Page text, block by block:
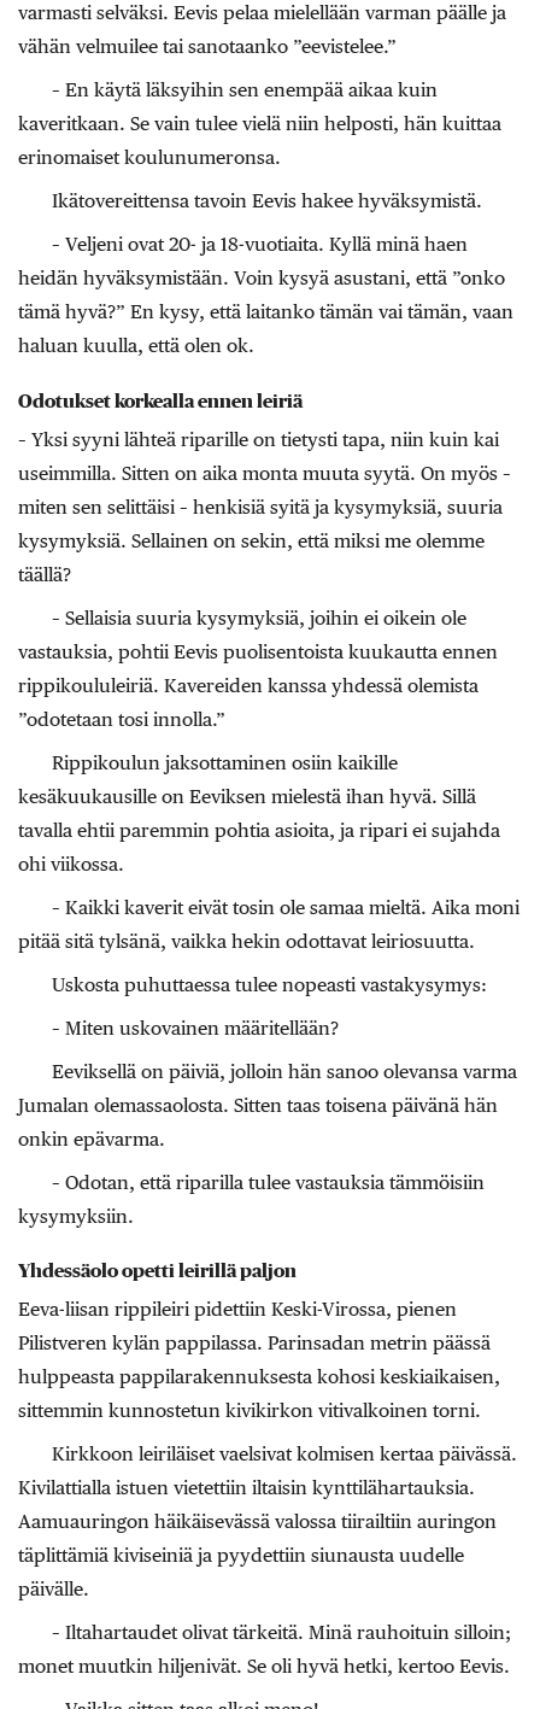
varmasti selväksi. Eevis pelaa mielellään varman päälle ja
vähän velmuilee tai sanotaanko ”eevistelee.”
– En käytä läksyihin sen enempää aikaa kuin
kaveritkaan. Se vain tulee vielä niin helposti, hän kuittaa
erinomaiset koulunumeronsa.
Ikätovereittensa tavoin Eevis hakee hyväksymistä.
– Veljeni ovat 20- ja 18-vuotiaita. Kyllä minä haen
heidän hyväksymistään. Voin kysyä asustani, että ”onko
tämä hyvä?” En kysy, että laitanko tämän vai tämän, vaan
haluan kuulla, että olen ok.
Odotukset korkealla ennen leiriä
– Yksi syyni lähteä riparille on tietysti tapa, niin kuin kai
useimmilla. Sitten on aika monta muuta syytä. On myös –
miten sen selittäisi – henkisiä syitä ja kysymyksiä, suuria
kysymyksiä. Sellainen on sekin, että miksi me olemme
täällä?
– Sellaisia suuria kysymyksiä, joihin ei oikein ole
vastauksia, pohtii Eevis puolisentoista kuukautta ennen
rippikoululeiriä. Kavereiden kanssa yhdessä olemista
”odotetaan tosi innolla.”
Rippikoulun jaksottaminen osiin kaikille
kesäkuukausille on Eeviksen mielestä ihan hyvä. Sillä
tavalla ehtii paremmin pohtia asioita, ja ripari ei sujahda
ohi viikossa.
– Kaikki kaverit eivät tosin ole samaa mieltä. Aika moni
pitää sitä tylsänä, vaikka hekin odottavat leiriosuutta.
Uskosta puhuttaessa tulee nopeasti vastakysymys:
– Miten uskovainen määritellään?
Eeviksellä on päiviä, jolloin hän sanoo olevansa varma
Jumalan olemassaolosta. Sitten taas toisena päivänä hän
onkin epävarma.
– Odotan, että riparilla tulee vastauksia tämmöisiin
kysymyksiin.
Yhdessäolo opetti leirillä paljon
Eeva-liisan rippileiri pidettiin Keski-Virossa, pienen
Pilistveren kylän pappilassa. Parinsadan metrin päässä
hulppeasta pappilarakennuksesta kohosi keskiaikaisen,
sittemmin kunnostetun kivikirkon vitivalkoinen torni.
Kirkkoon leiriläiset vaelsivat kolmisen kertaa päivässä.
Kivilattialla istuen vietettiin iltaisin kynttilähartauksia.
Aamuauringon häikäisevässä valossa tiirailtiin auringon
täplittämiä kiviseiniä ja pyydettiin siunausta uudelle
päivälle.
– Iltahartaudet olivat tärkeitä. Minä rauhoituin silloin;
monet muutkin hiljenivät. Se oli hyvä hetki, kertoo Eevis.